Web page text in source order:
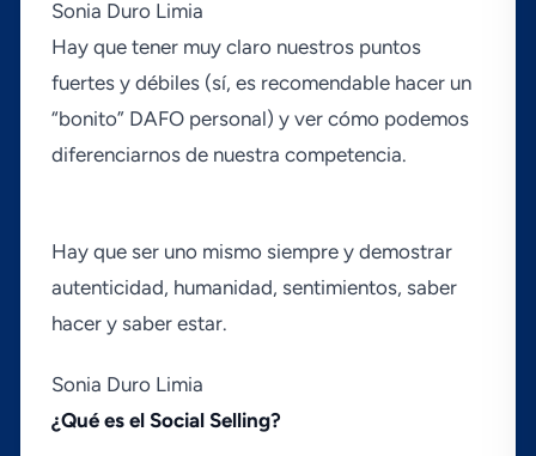
Sonia Duro Limia
Hay que tener muy claro nuestros puntos
fuertes y débiles (sí­, es recomendable hacer un
“bonito” DAFO personal) y ver cómo podemos
diferenciarnos de nuestra competencia.
Hay que ser uno mismo siempre y demostrar
autenticidad, humanidad, sentimientos, saber
hacer y saber estar.
Sonia Duro Limia
¿Qué es el Social Selling?